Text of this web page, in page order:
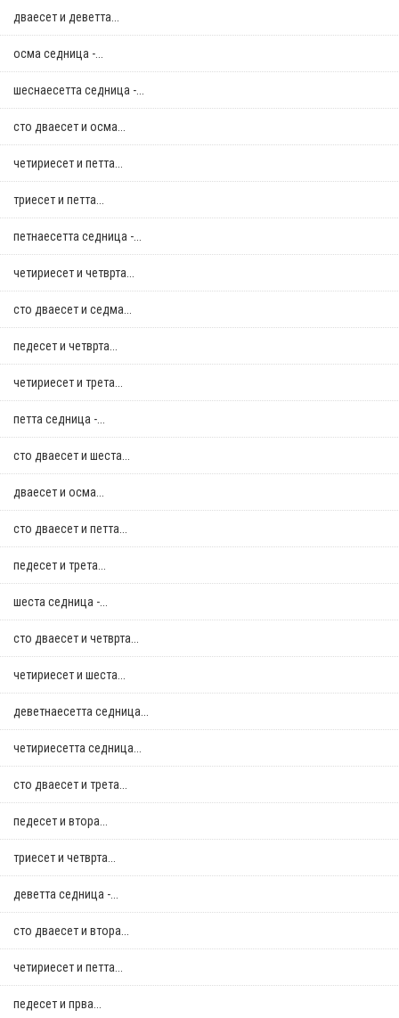
дваесет и деветта...
осма седница -...
шеснаесетта седница -...
сто дваесет и осма...
четириесет и петта...
триесет и петта...
петнаесетта седница -...
четириесет и четврта...
сто дваесет и седма...
педесет и четврта...
четириесет и трета...
петта седница -...
сто дваесет и шеста...
дваесет и осма...
сто дваесет и петта...
педесет и трета...
шеста седница -...
сто дваесет и четврта...
четириесет и шеста...
деветнаесетта седница...
четириесетта седница...
сто дваесет и трета...
педесет и втора...
триесет и четврта...
деветта седница -...
сто дваесет и втора...
четириесет и петта...
педесет и прва...